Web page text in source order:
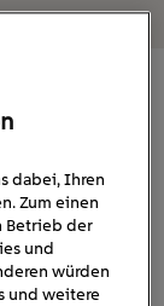
dabei, Ihren
Zum einen
Betrieb der
und
würden
und weitere